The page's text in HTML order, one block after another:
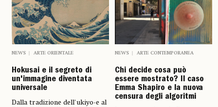
NEWS ARTE ORIENTALE
Hokusai e il segreto di
un'immagine diventata
universale
Dalla tradizione dell'ukiyo-e al
NEWS ARTE CONTEMPORANEA
Chi decide cosa può
essere mostrato? Il caso
Emma Shapiro e la nuova
censura degli algoritmi